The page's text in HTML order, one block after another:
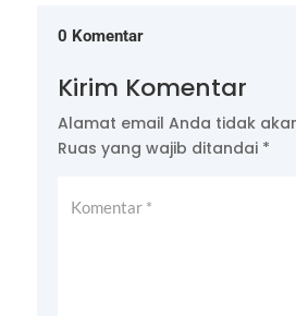
0 Komentar
Kirim Komentar
Alamat email Anda tidak
Ruas yang wajib ditandai *